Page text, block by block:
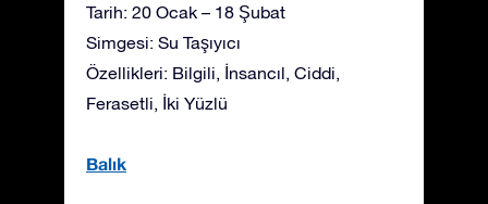
Tarih: 20 Ocak – 18 Şubat
Simgesi: Su Taşıyıcı
Özellikleri: Bilgili, İnsancıl, Ciddi,
Ferasetli, İki Yüzlü
Balık